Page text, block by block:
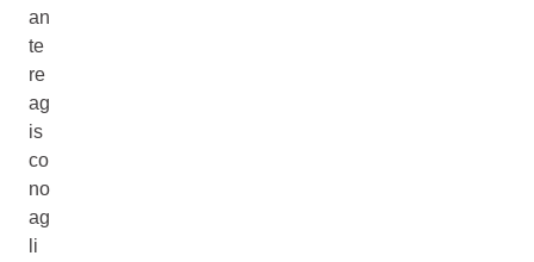
an
te
re
ag
is
co
no
ag
li